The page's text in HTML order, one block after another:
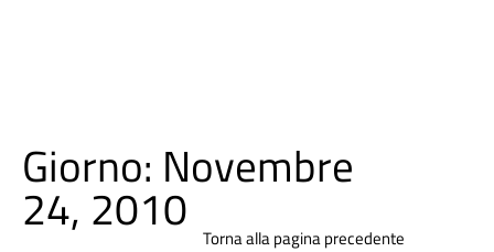
Giorno: Novembre
24, 2010 Torna alla pagina precedente